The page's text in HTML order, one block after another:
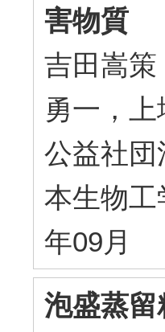
害物質
吉田嵩
勇一，
公益社
本生物
年09月
泡盛蒸